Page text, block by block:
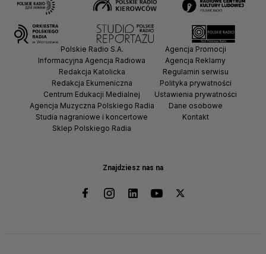
Znajdziesz nas na
Polskie Radio S.A.
Informacyjna Agencja Radiowa
Redakcja Katolicka
Redakcja Ekumeniczna
Centrum Edukacji Medialnej
Agencja Muzyczna Polskiego Radia
Studia nagraniowe i koncertowe
Sklep Polskiego Radia
Agencja Promocji
Agencja Reklamy
Regulamin serwisu
Polityka prywatności
Ustawienia prywatności
Dane osobowe
Kontakt